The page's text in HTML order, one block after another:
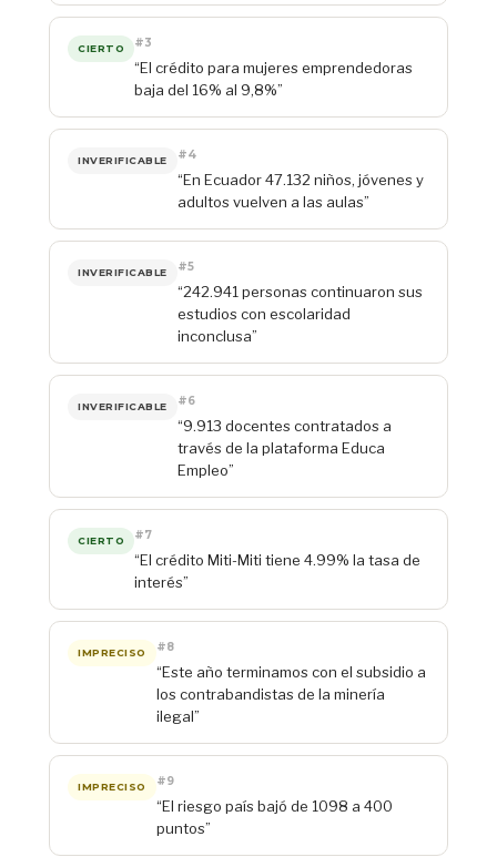
CIERTO #3
“El crédito para mujeres emprendedoras
baja del 16% al 9,8%”
INVERIFICABLE #4
“En Ecuador 47.132 niños, jóvenes y
adultos vuelven a las aulas”
INVERIFICABLE #5
“242.941 personas continuaron sus
estudios con escolaridad
inconclusa”
INVERIFICABLE #6
“9.913 docentes contratados a
través de la plataforma Educa
Empleo”
CIERTO #7
“El crédito Miti-Miti tiene 4.99% la tasa de
interés”
IMPRECISO #8
“Este año terminamos con el subsidio a
los contrabandistas de la minería
ilegal”
IMPRECISO #9
“El riesgo país bajó de 1098 a 400
puntos”